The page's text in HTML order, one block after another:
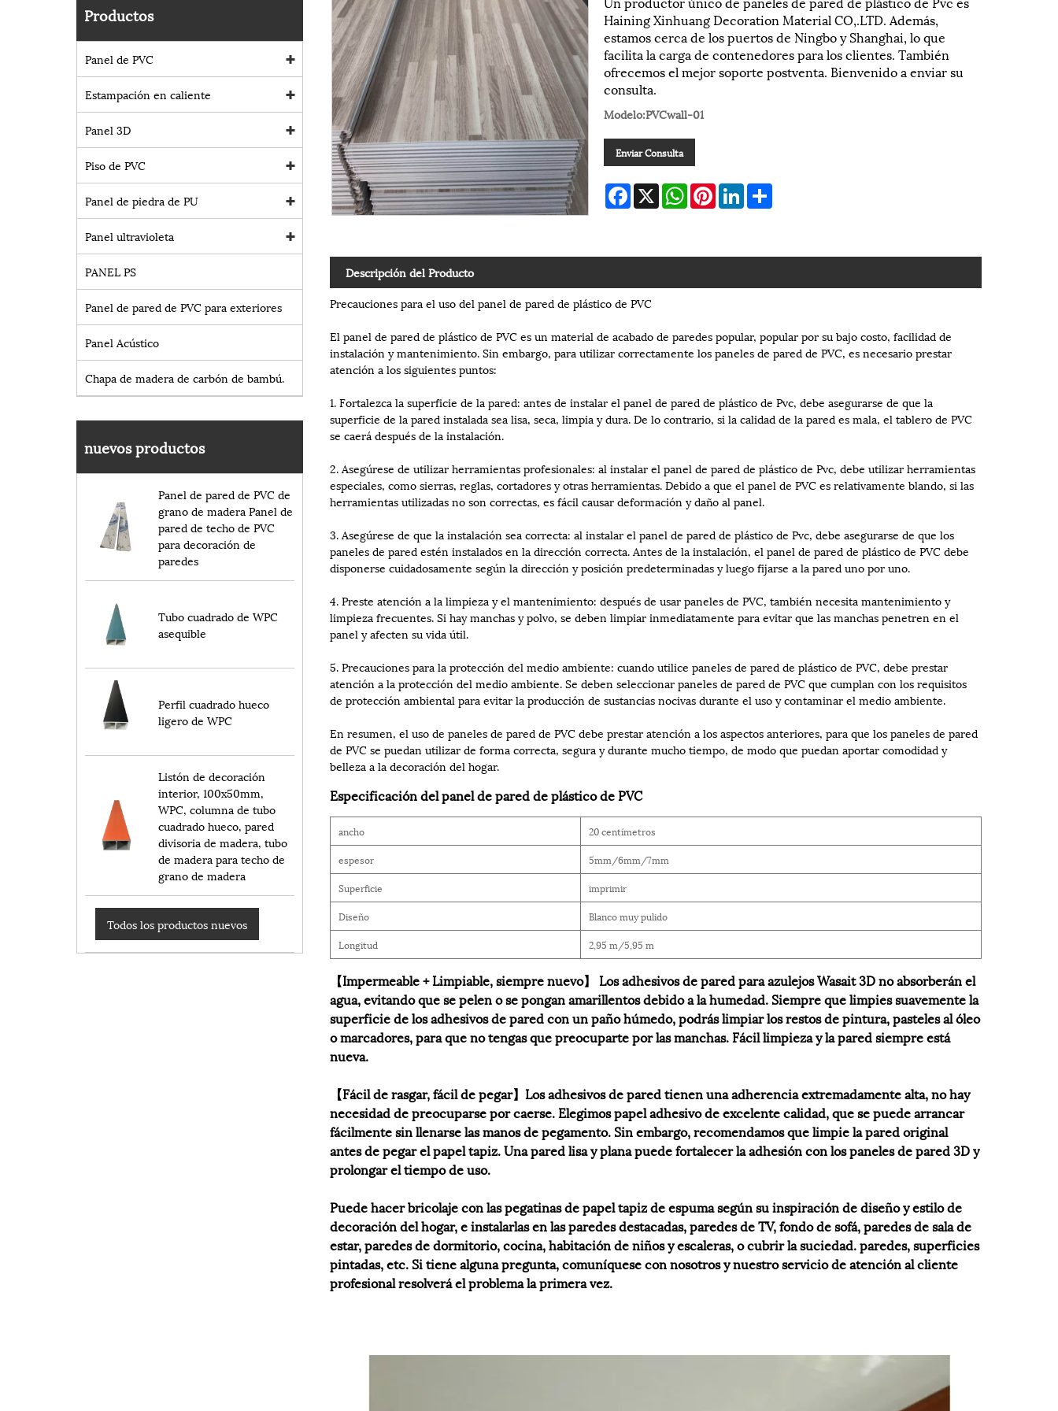
Productos
Panel de PVC
Estampación en caliente
Panel 3D
Piso de PVC
Panel de piedra de PU
Panel ultravioleta
PANEL PS
Panel de pared de PVC para exteriores
Panel Acústico
Chapa de madera de carbón de bambú.
nuevos productos
Panel de pared de PVC de
grano de madera Panel de
pared de techo de PVC
para decoración de
paredes
Tubo cuadrado de WPC
asequible
Perfil cuadrado hueco
ligero de WPC
Listón de decoración
interior, 100x50mm,
WPC, columna de tubo
cuadrado hueco, pared
divisoria de madera, tubo
de madera para techo de
grano de madera
Todos los productos nuevos
Haining Xinhuang Decoration Material CO,.LTD. Además,
estamos cerca de los puertos de Ningbo y Shanghai, lo que
facilita la carga de contenedores para los clientes. También
ofrecemos el mejor soporte postventa. Bienvenido a enviar su
consulta.
Modelo:PVCwall-01
Enviar Consulta
Facebook
X WhatsAppPinterestLinkedInShare
Descripción del Producto
Precauciones para el uso del panel de pared de plástico de PVC
El panel de pared de plástico de PVC es un material de acabado de paredes popular, popular por su bajo costo, facilidad de
instalación y mantenimiento. Sin embargo, para utilizar correctamente los paneles de pared de PVC, es necesario prestar
atención a los siguientes puntos:
1. Fortalezca la superficie de la pared: antes de instalar el panel de pared de plástico de Pvc, debe asegurarse de que la
superficie de la pared instalada sea lisa, seca, limpia y dura. De lo contrario, si la calidad de la pared es mala, el tablero de PVC
se caerá después de la instalación.
2. Asegúrese de utilizar herramientas profesionales: al instalar el panel de pared de plástico de Pvc, debe utilizar herramientas
especiales, como sierras, reglas, cortadores y otras herramientas. Debido a que el panel de PVC es relativamente blando, si las
herramientas utilizadas no son correctas, es fácil causar deformación y daño al panel.
3. Asegúrese de que la instalación sea correcta: al instalar el panel de pared de plástico de Pvc, debe asegurarse de que los
paneles de pared estén instalados en la dirección correcta. Antes de la instalación, el panel de pared de plástico de PVC debe
disponerse cuidadosamente según la dirección y posición predeterminadas y luego fijarse a la pared uno por uno.
4. Preste atención a la limpieza y el mantenimiento: después de usar paneles de PVC, también necesita mantenimiento y
limpieza frecuentes. Si hay manchas y polvo, se deben limpiar inmediatamente para evitar que las manchas penetren en el
panel y afecten su vida útil.
5. Precauciones para la protección del medio ambiente: cuando utilice paneles de pared de plástico de PVC, debe prestar
atención a la protección del medio ambiente. Se deben seleccionar paneles de pared de PVC que cumplan con los requisitos
de protección ambiental para evitar la producción de sustancias nocivas durante el uso y contaminar el medio ambiente.
En resumen, el uso de paneles de pared de PVC debe prestar atención a los aspectos anteriores, para que los paneles de pared
de PVC se puedan utilizar de forma correcta, segura y durante mucho tiempo, de modo que puedan aportar comodidad y
belleza a la decoración del hogar.
Especificación del panel de pared de plástico de PVC
ancho
20 centímetros
espesor
5mm/6mm/7mm
Superficie
imprimir
Diseño
Blanco muy pulido
Longitud
2,95 m/5,95 m
【Impermeable + Limpiable, siempre nuevo】 Los adhesivos de pared para azulejos Wasait 3D no absorberán el
agua, evitando que se pelen o se pongan amarillentos debido a la humedad. Siempre que limpies suavemente la
superficie de los adhesivos de pared con un paño húmedo, podrás limpiar los restos de pintura, pasteles al óleo
o marcadores, para que no tengas que preocuparte por las manchas. Fácil limpieza y la pared siempre está
nueva.
【Fácil de rasgar, fácil de pegar】Los adhesivos de pared tienen una adherencia extremadamente alta, no hay
necesidad de preocuparse por caerse. Elegimos papel adhesivo de excelente calidad, que se puede arrancar
fácilmente sin llenarse las manos de pegamento. Sin embargo, recomendamos que limpie la pared original
antes de pegar el papel tapiz. Una pared lisa y plana puede fortalecer la adhesión con los paneles de pared 3D y
prolongar el tiempo de uso.
Puede hacer bricolaje con las pegatinas de papel tapiz de espuma según su inspiración de diseño y estilo de
decoración del hogar, e instalarlas en las paredes destacadas, paredes de TV, fondo de sofá, paredes de sala de
estar, paredes de dormitorio, cocina, habitación de niños y escaleras, o cubrir la suciedad. paredes, superficies
pintadas, etc. Si tiene alguna pregunta, comuníquese con nosotros y nuestro servicio de atención al cliente
profesional resolverá el problema la primera vez.